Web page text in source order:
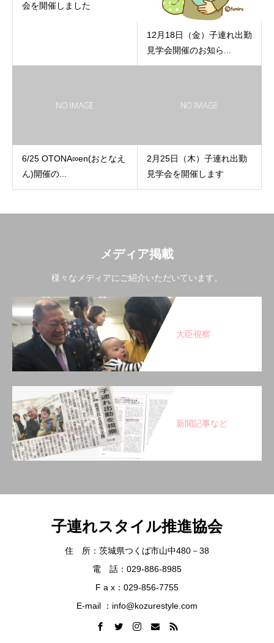
会を開催しました
12月18日（金）子連れ出勤
見学会開催のお知ら...
6/25 OTONA∞en(おとなえ
ん)開催の...
2月25日（木）子連れ出勤
見学会を開催します
メディア掲載
様々なメディアにご紹介いただいています。
大臣視察
新聞記事など
子連れスタイル推進協会
住 所：茨城県つくば市山中480－38
電 話：029-886-8985
F a x：029-856-7755
E-mail ：info@kozurestyle.com